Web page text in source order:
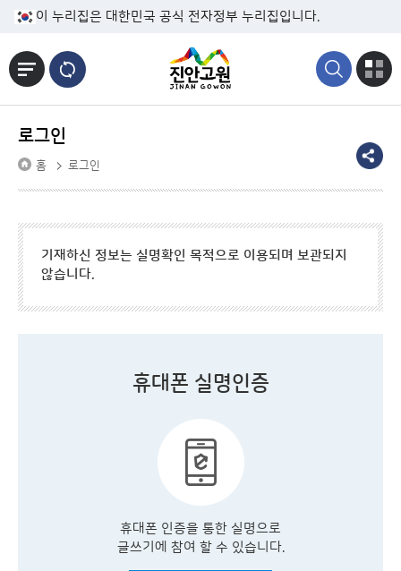
본문바로가기
이 누리집은 대한민국 공식 전자정부 누리집입니다.
로그인
홈 로그인
기재하신 정보는 실명확인 목적으로 이용되며 보관되지
않습니다.
휴대폰 실명인증
휴대폰 인증을 통한 실명으로
글쓰기에 참여 할 수 있습니다.